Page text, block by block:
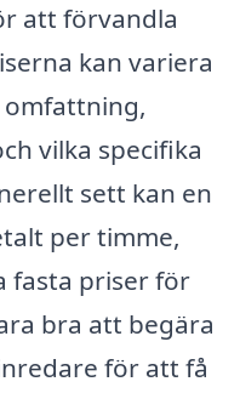
att förvandla
kan variera
vilka specifika
sett kan en
per timme,
fasta priser för
bra att begära
för att få